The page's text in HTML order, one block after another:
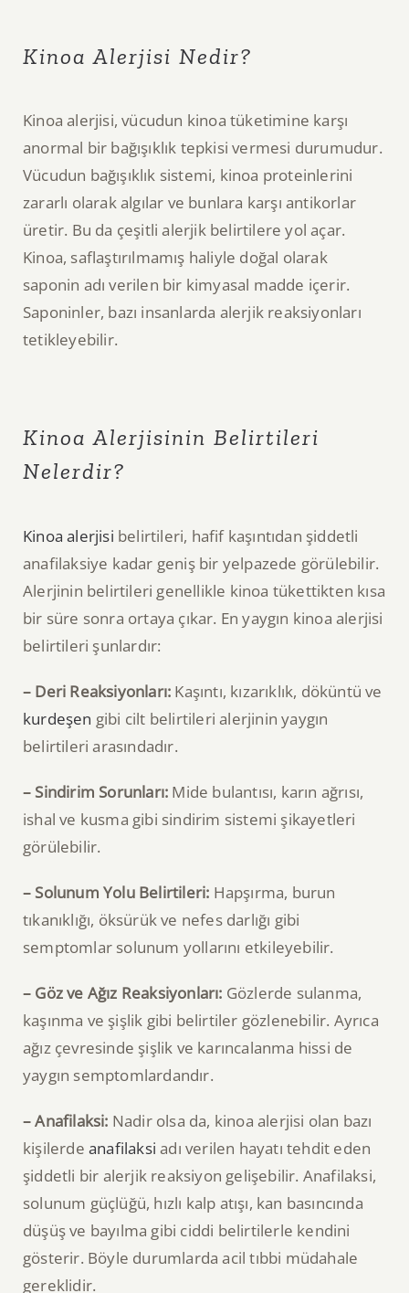
Kinoa Alerjisi Nedir?
Kinoa alerjisi, vücudun kinoa tüketimine karşı
anormal bir bağışıklık tepkisi vermesi durumudur.
Vücudun bağışıklık sistemi, kinoa proteinlerini
zararlı olarak algılar ve bunlara karşı antikorlar
üretir. Bu da çeşitli alerjik belirtilere yol açar.
Kinoa, saflaştırılmamış haliyle doğal olarak
saponin adı verilen bir kimyasal madde içerir.
Saponinler, bazı insanlarda alerjik reaksiyonları
tetikleyebilir.
Kinoa Alerjisinin Belirtileri
Nelerdir?
Kinoa alerjisi belirtileri, hafif kaşıntıdan şiddetli
anafilaksiye kadar geniş bir yelpazede görülebilir.
Alerjinin belirtileri genellikle kinoa tükettikten kısa
bir süre sonra ortaya çıkar. En yaygın kinoa alerjisi
belirtileri şunlardır:
– Deri Reaksiyonları: Kaşıntı, kızarıklık, döküntü ve
kurdeşen gibi cilt belirtileri alerjinin yaygın
belirtileri arasındadır.
– Sindirim Sorunları: Mide bulantısı, karın ağrısı,
ishal ve kusma gibi sindirim sistemi şikayetleri
görülebilir.
– Solunum Yolu Belirtileri: Hapşırma, burun
tıkanıklığı, öksürük ve nefes darlığı gibi
semptomlar solunum yollarını etkileyebilir.
– Göz ve Ağız Reaksiyonları: Gözlerde sulanma,
kaşınma ve şişlik gibi belirtiler gözlenebilir. Ayrıca
ağız çevresinde şişlik ve karıncalanma hissi de
yaygın semptomlardandır.
– Anafilaksi: Nadir olsa da, kinoa alerjisi olan bazı
kişilerde anafilaksi adı verilen hayatı tehdit eden
şiddetli bir alerjik reaksiyon gelişebilir. Anafilaksi,
solunum güçlüğü, hızlı kalp atışı, kan basıncında
düşüş ve bayılma gibi ciddi belirtilerle kendini
gösterir. Böyle durumlarda acil tıbbi müdahale
gereklidir.